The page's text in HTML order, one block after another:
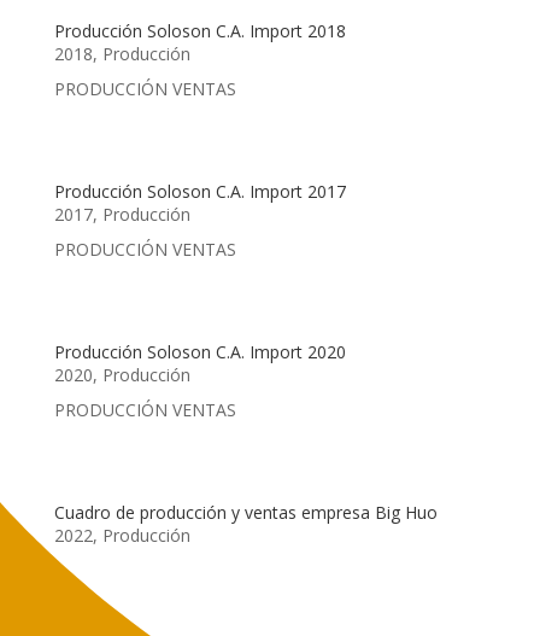
Producción Soloson C.A. Import 2018
2018, Producción
PRODUCCIÓN VENTAS
Producción Soloson C.A. Import 2017
2017, Producción
PRODUCCIÓN VENTAS
Producción Soloson C.A. Import 2020
2020, Producción
PRODUCCIÓN VENTAS
Cuadro de producción y ventas empresa Big Huo
2022, Producción